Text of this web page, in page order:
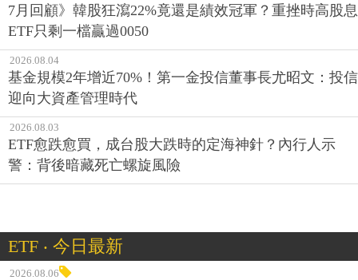
7月回顧》韓股狂瀉22%竟還是績效冠軍？重挫時高股息
ETF只剩一檔贏過0050
2026.08.04
基金規模2年增近70%！第一金投信董事長尤昭文：投信
迎向大資產管理時代
2026.08.03
ETF愈跌愈買，成台股大跌時的定海神針？內行人示
警：背後暗藏死亡螺旋風險
ETF ‧ 今日最新
2026.08.06